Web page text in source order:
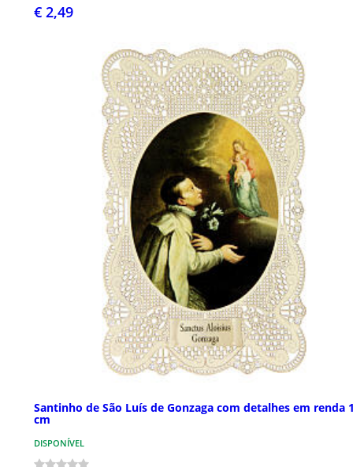
€ 2,49
Santinho de São Luís de Gonzaga com detalhes em renda
cm
DISPONÍVEL